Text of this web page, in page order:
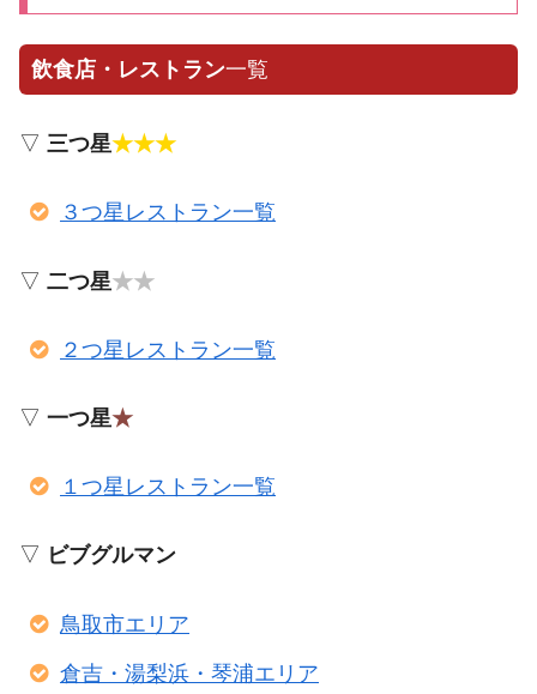
飲食店・レストラン一覧
▽ 三つ星★★★
３つ星レストラン一覧
▽ 二つ星★★
２つ星レストラン一覧
▽ 一つ星★
１つ星レストラン一覧
▽ ビブグルマン
鳥取市エリア
倉吉・湯梨浜・琴浦エリア